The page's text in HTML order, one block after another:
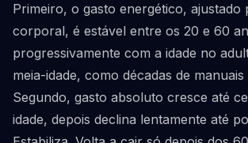
Primeiro, o gasto energético, ajustado
corporal, é estável entre os 20 e 60
progressivamente com a idade no
meia-idade, como décadas de manuais
Segundo, gasto absoluto cresce até
idade, depois declina lentamente até